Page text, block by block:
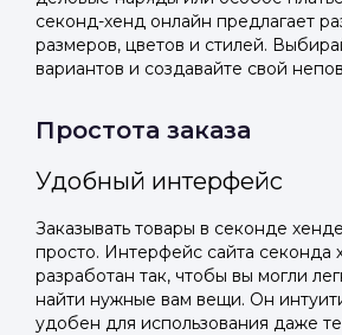
секонд-хенд онлайн предлагает
размеров, цветов и стилей.
вариантов и создавайте свой
Простота заказа
Удобный интерфейс
Заказывать товары в секонде
просто. Интерфейс сайта секонда
разработан так, чтобы вы могли
найти нужные вам вещи. Он
удобен для использования даже